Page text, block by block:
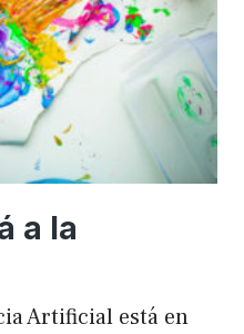
a la
Artificial está en